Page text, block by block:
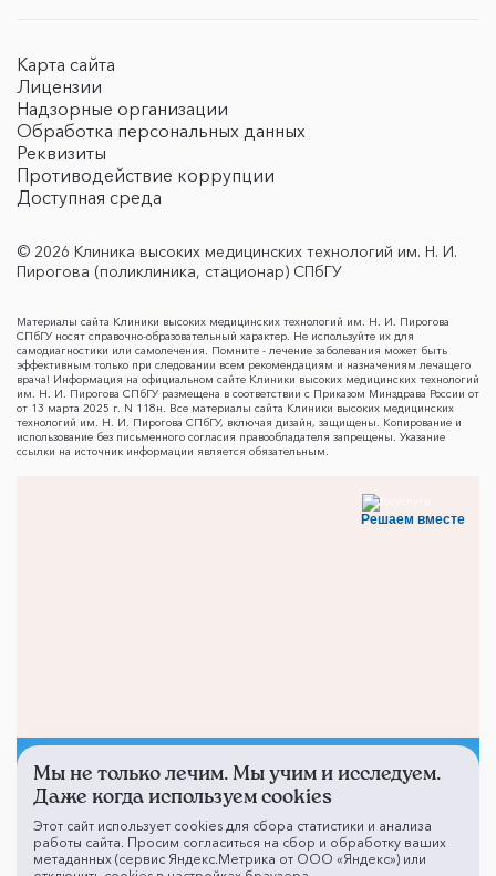
Карта сайта
Лицензии
Надзорные организации
Обработка персональных данных
Реквизиты
Противодействие коррупции
Доступная среда
© 2026 Клиника высоких медицинских технологий им. Н. И.
Пирогова (поликлиника, стационар) СПбГУ
Материалы сайта Клиники высоких медицинских технологий им. Н. И. Пирогова
СПбГУ носят справочно-образовательный характер. Не используйте их для
самодиагностики или самолечения. Помните - лечение заболевания может быть
эффективным только при следовании всем рекомендациям и назначениям лечащего
врача! Информация на официальном сайте Клиники высоких медицинских технологий
им. Н. И. Пирогова СПбГУ размещена в соответствии с Приказом Минздрава России от
от 13 марта 2025 г. N 118н. Все материалы сайта Клиники высоких медицинских
технологий им. Н. И. Пирогова СПбГУ, включая дизайн, защищены. Копирование и
использование без письменного согласия правообладателя запрещены. Указание
ссылки на источник информации является обязательным.
Решаем вместе
Не смогли записаться к
врачу?
Мы не только лечим. Мы учим и исследуем.
Даже когда используем cookies
Этот сайт использует cookies для сбора статистики и анализа
работы сайта. Просим согласиться на сбор и обработку ваших
метаданных (сервис Яндекс.Метрика от ООО «Яндекс») или